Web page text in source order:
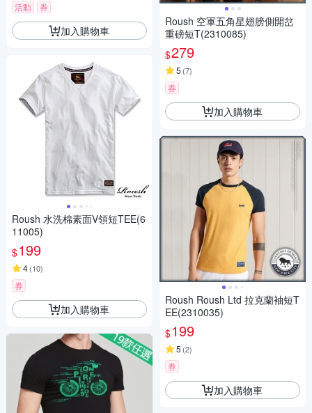
活動 券
加入購物車
Roush 水洗棉素面V領短TEE(6
11005)
$199
4(10)
券
加入購物車
Roush 空軍五角星翅膀側開岔
重磅短T(2310085)
$279
5 (7)
券
加入購物車
Roush Roush Ltd 拉克蘭袖短T
EE(2310035)
$199
5 (2)
券
加入購物車